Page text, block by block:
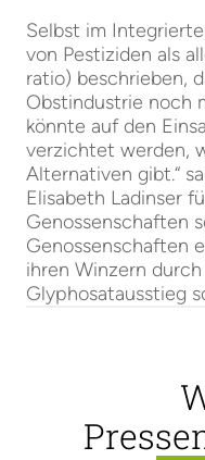
Selbst im
von Pestiziden als
ratio) beschrieben,
Obstindustrie noch
könnte auf den
verzichtet werden,
Alternativen gibt.“
Elisabeth Ladinser
Genossenschaften
Genossenschaften
ihren Winzern
Glyphosatausstieg